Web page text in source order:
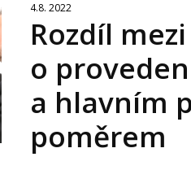
4.8. 2022
Rozdíl
o
a hlavním
poměrem